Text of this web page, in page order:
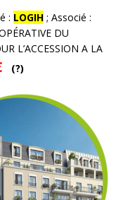
: LOGIH ; Associé :
DU
L’ACCESSION A LA
(?)